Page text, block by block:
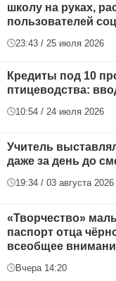
школу на руках,
пользователей
23:43 / 25 июля 2026
Кредиты под 10
птицеводства:
10:54 / 24 июля 2026
Учитель
даже за день до
19:34 / 03 августа 2026
«Творчество»
паспорт отца
всеобщее
Вчера 14:20